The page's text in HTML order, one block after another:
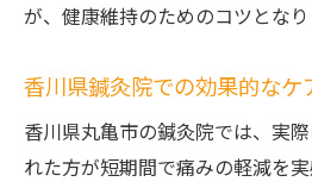
が、健康維持のためのコツとなり
香川県鍼灸院での効果的なケ
香川県丸亀市の鍼灸院では、実
れた方が短期間で痛みの軽減を